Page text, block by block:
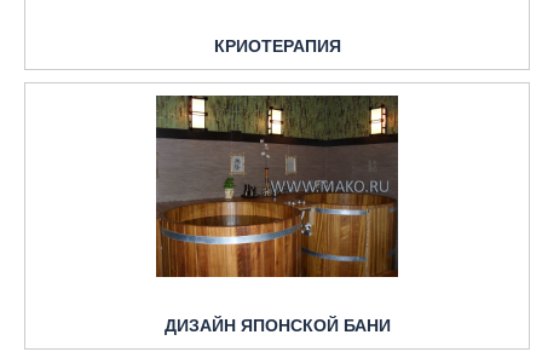
КРИОТЕРАПИЯ
ДИЗАЙН ЯПОНСКОЙ БАНИ